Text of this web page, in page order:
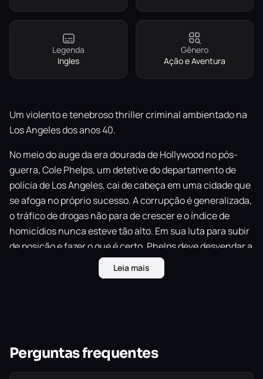
Legenda
Ingles
Gênero
Ação e Aventura
Um violento e tenebroso thriller criminal ambientado na
Los Angeles dos anos 40.
No meio do auge da era dourada de Hollywood no pós-
guerra, Cole Phelps, um detetive do departamento de
polícia de Los Angeles, cai de cabeça em uma cidade que
se afoga no próprio sucesso. A corrupção é generalizada,
o tráfico de drogas não para de crescer e o índice de
homicídios nunca esteve tão alto. Em sua luta para subir
de posição e fazer o que é certo, Phelps deve desvendar a
verdade por trás de uma série de incêndios criminosos,
conspirações de extorsão e assassinatos brutais,
Utilizando uma revolucionária tecnologia de animação
facial que captura cada detalhe da performance facial
Leia mais
Perguntas frequentes